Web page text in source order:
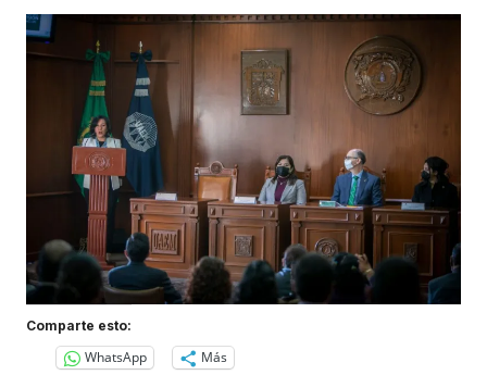
Comparte esto:
WhatsApp Más